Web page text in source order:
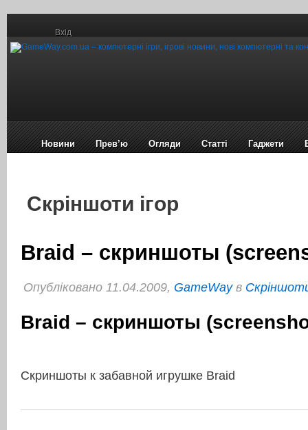
Вхід
Новини Прев’ю Огляди Статті Гаджети
Cкріншоти ігор
Braid – скриншоты
Опубліковано 11.04.2009, GameWayв
Braid – скриншоты
Скриншоты к забавной игрушке Braid